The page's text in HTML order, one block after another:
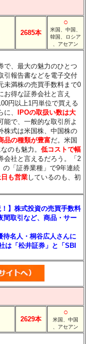
2685本
○
米国、中国、
韓国、ロシア
、アセアン
で、最大の魅力のひとつ
引報告書などを電子交付
未満株の売買手数料まで0
お得な証券会社と言え
円以上1円単位で買える
、
IPOの取扱い数は大
能で、一般的な取引所よ
株式は米国株、中国株の
品の種類が豊富だ。米国
のも魅力。低コストで幅
会社と言えるだろう。「2
の「証券業種」で9年連続
も営業しているのも、初
】株式投資の売買手数料
間取引など、商品・サー
名人・桐谷広人さんに
は「松井証券」と「SBI
2629本
○
米国、中国
、アセアン